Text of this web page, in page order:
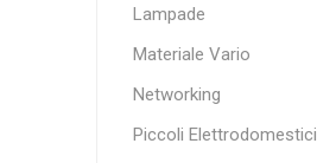
Lampade
Materiale Vario
Networking
Piccoli Elettrodomestici